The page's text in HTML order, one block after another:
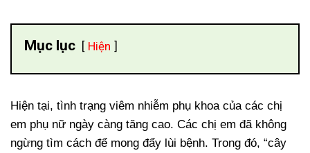
Mục lục Hiện
Hiện tại, tình trạng viêm nhiễm phụ khoa của các chị
em phụ nữ ngày càng tăng cao. Các chị em đã không
ngừng tìm cách để mong đẩy lùi bệnh. Trong đó, “cây